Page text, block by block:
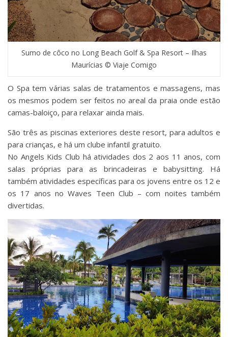
Sumo de côco no Long Beach Golf & Spa Resort – Ilhas
Maurícias © Viaje Comigo
O Spa tem várias salas de tratamentos e massagens, mas
os mesmos podem ser feitos no areal da praia onde estão
camas-baloiço, para relaxar ainda mais.
São três as piscinas exteriores deste resort, para adultos e
para crianças, e há um clube infantil gratuito.
No Angels Kids Club há atividades dos 2 aos 11 anos, com
salas próprias para as brincadeiras e babysitting. Há
também atividades específicas para os jovens entre os 12 e
os 17 anos no Waves Teen Club – com noites também
divertidas.